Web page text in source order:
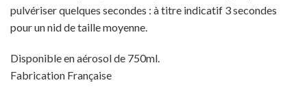
pulvériser quelques secondes : à titre indicatif 3 secondes
pour un nid de taille moyenne.
Disponible en aérosol de 750ml.
Fabrication Française